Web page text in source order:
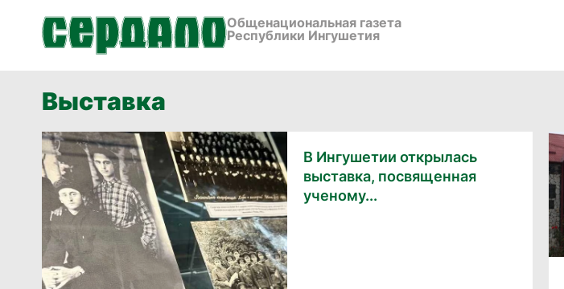
Общенациональная газета
Республики Ингушетия
Выставка
В Ингушетии открылась
выставка, посвященная
ученому...